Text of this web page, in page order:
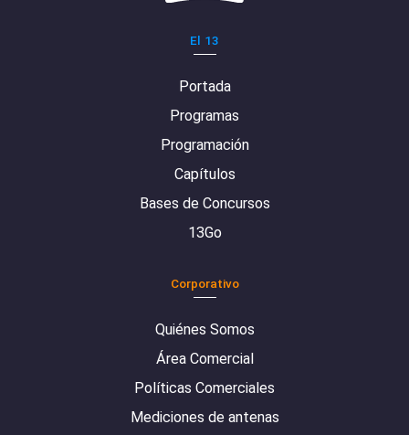
El 13
Portada
Programas
Programación
Capítulos
Bases de Concursos
13Go
Corporativo
Quiénes Somos
Área Comercial
Políticas Comerciales
Mediciones de antenas